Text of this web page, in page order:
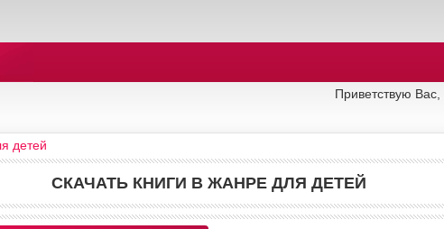
Приветствую Вас,
детей
СКАЧАТЬ КНИГИ В ЖАНРЕ ДЛЯ ДЕТЕЙ